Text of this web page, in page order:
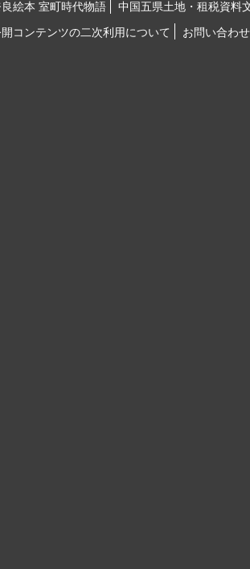
絵本 室町時代物語
中国五県土地・租税資料
コンテンツの二次利用について
お問い合わせ